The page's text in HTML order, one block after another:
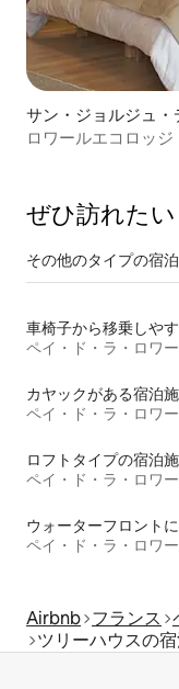
サン・ジョルジュ・
ウス
ロワールエコロッジ
ぜひ訪⁠れ⁠た⁠
その他のタ⁠イ⁠プ⁠の宿⁠
ペイ・ド・ラ・ロワ
カヤックがある宿泊
ペイ・ド・ラ・ロワ
ロフトタイプの宿泊
ペイ・ド・ラ・ロワ
ペイ・ド・ラ・ロワ
Airbnb フランス
ツリーハウスの